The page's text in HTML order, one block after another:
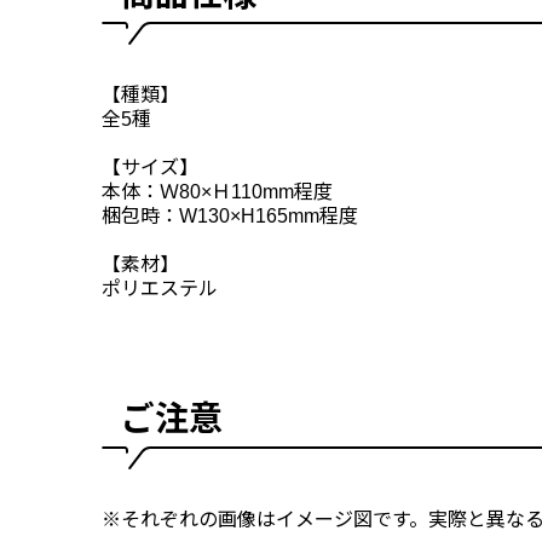
【種類】
全5種
【サイズ】
本体：Ｗ80×Ｈ110mm程度
梱包時：W130×H165mm程度
【素材】
ポリエステル
ご注意
※それぞれの画像はイメージ図です。実際と異なる